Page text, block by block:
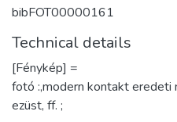
bibFOT00000161
Technical details
[Fénykép] =
fotó :,modern kontakt eredeti
ezüst, ff. ;